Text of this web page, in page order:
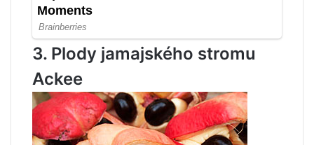
3. Plody jamajského stromu
Ackee